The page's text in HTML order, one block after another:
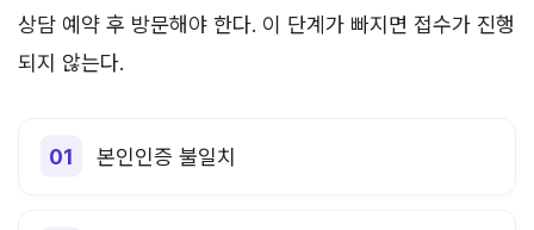
상담 예약 후 방문해야 한다. 이 단계가 빠지면 접수가 진행
되지 않는다.
본인인증 불일치